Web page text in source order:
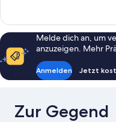
Suite
Melde dich an, um
anzuzeigen. Mehr
Anmelden Jetzt
Zur Gegend